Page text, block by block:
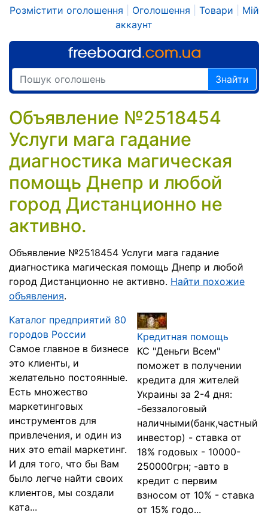
Розмістити оголошення Оголошення Товари
Мій
аккаунт
Знайти
Объявление №2518454
Услуги мага гадание
диагностика магическая
помощь Днепр и любой
город Дистанционно не
активно.
Объявление №2518454 Услуги мага гадание
диагностика магическая помощь Днепр и любой
город Дистанционно не активно. Найти похожие
объявления.
Каталог предприятий 80
городов России
Самое главное в бизнесе
это клиенты, и
желательно постоянные.
Есть множество
маркетинговых
инструментов для
привлечения, и один из
них это email маркетинг.
И для того, что бы Вам
было легче найти своих
клиентов, мы создали
ката...
Кредитная помощь
КС "Деньги Всем"
поможет в получении
кредита для жителей
Украины за 2-4 дня:
-беззалоговый
наличными(банк,частный
инвестор) - ставка от
18% годовых - 10000-
250000грн; -авто в
кредит с первим
взносом от 10% - ставка
от 15% годо...